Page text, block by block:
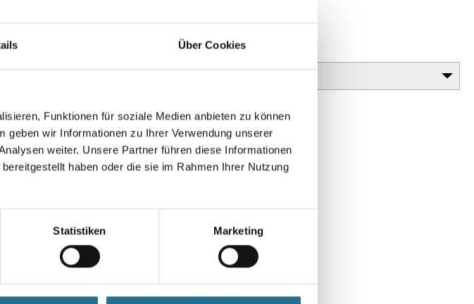
Über Cookies
Funktionen für soziale Medien anbieten zu können
geben wir Informationen zu Ihrer Verwendung unserer
weiter. Unsere Partner führen diese Informationen
haben oder die sie im Rahmen Ihrer Nutzung
Statistiken Marketing
Art-Nr.:1035-003043